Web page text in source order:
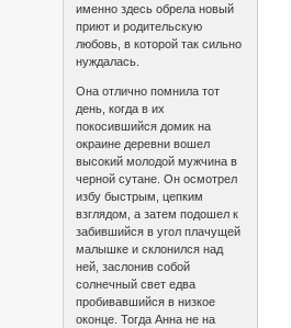
именно здесь обрела новый
приют и родительскую
любовь, в которой так сильно
нуждалась.
Она отлично помнила тот
день, когда в их
покосившийся домик на
окраине деревни вошел
высокий молодой мужчина в
черной сутане. Он осмотрел
избу быстрым, цепким
взглядом, а затем подошел к
забившийся в угол плачущей
малышке и склонился над
ней, заслонив собой
солнечный свет едва
пробивавшийся в низкое
оконце. Тогда Анна не на